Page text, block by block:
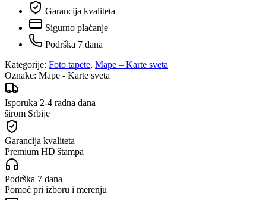
Garancija kvaliteta
Sigurno plaćanje
Podrška 7 dana
Kategorije: Foto tapete, Mape – Karte sveta
Oznake: Mape - Karte sveta
Isporuka 2-4 radna dana
širom Srbije
Garancija kvaliteta
Premium HD štampa
Podrška 7 dana
Pomoć pri izboru i merenju